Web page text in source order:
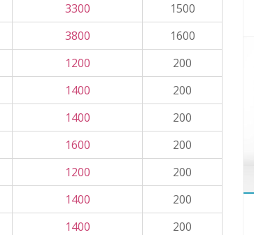
3300
1500
3800
1600
1200
200
1400
200
1400
200
1600
200
1200
200
1400
200
1400
200